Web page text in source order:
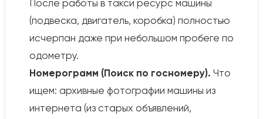
После работы в такси ресурс машины
(подвеска, двигатель, коробка) полностью
исчерпан даже при небольшом пробеге по
одометру.
Номерограмм (Поиск по госномеру). Что
ищем: архивные фотографии машины из
интернета (из старых объявлений,